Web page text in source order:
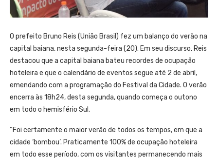
O prefeito Bruno Reis (União Brasil) fez um balanço do verão na
capital baiana, nesta segunda-feira (20). Em seu discurso, Reis
destacou que a capital baiana bateu recordes de ocupação
hoteleira e que o calendário de eventos segue até 2 de abril,
emendando com a programação do Festival da Cidade. O verão
encerra às 18h24, desta segunda, quando começa o outono
em todo o hemisfério Sul.
“Foi certamente o maior verão de todos os tempos, em que a
cidade ‘bombou’. Praticamente 100% de ocupação hoteleira
em todo esse período, com os visitantes permanecendo mais